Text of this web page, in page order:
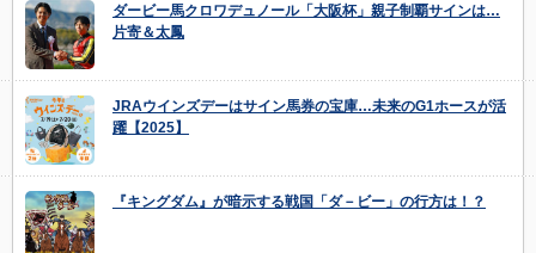
ダービー馬クロワデュノール「大阪杯」親子制覇サインは…
片寄＆太鳳
JRAウインズデーはサイン馬券の宝庫…未来のG1ホースが活
躍【2025】
『キングダム』が暗示する戦国「ダ－ビー」の行方は！？